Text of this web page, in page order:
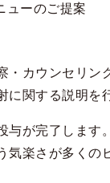
ューのご提案
・カウンセリン
に関する説明を
与が完了します
気楽さが多くの